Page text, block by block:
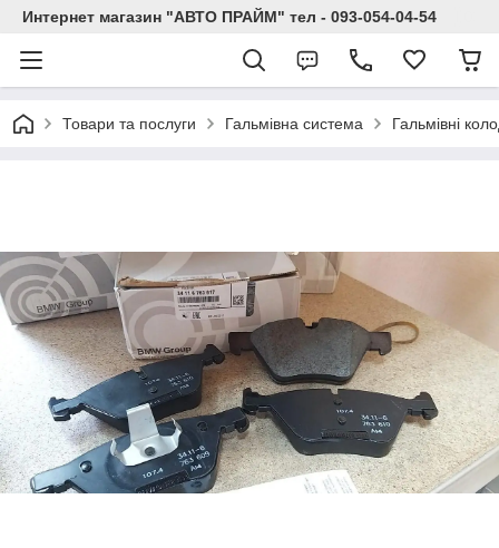
Интернет магазин "АВТО ПРАЙМ" тел - 093-054-04-54
Товари та послуги Гальмівна система Гальмівні